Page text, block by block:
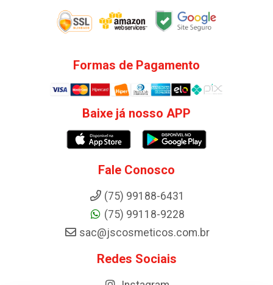
Formas de Pagamento
Baixe já nosso APP
Fale Conosco
(75) 99188-6431
(75) 99118-9228
sac@jscosmeticos.com.br
Redes Sociais